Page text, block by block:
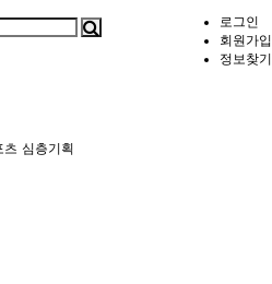
로그인
회원가입
정보찾기
츠 심층기획